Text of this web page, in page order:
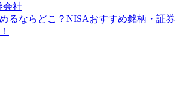
会社
るならどこ？NISAおすすめ銘柄・証券